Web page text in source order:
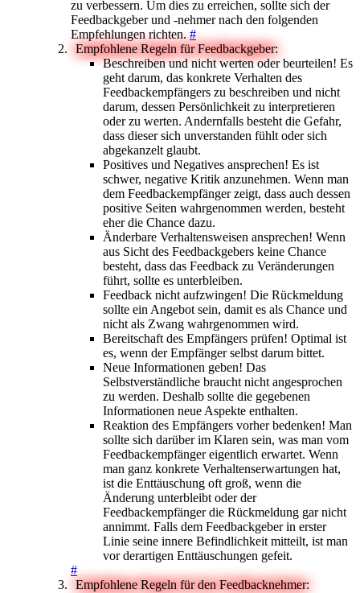
zu verbessern. Um dies zu erreichen, sollte sich der
Feedbackgeber und -nehmer nach den folgenden
Empfehlungen richten.#
Empfohlene Regeln für Feedbackgeber:
Beschreiben und nicht werten oder beurteilen! Es
geht darum, das konkrete Verhalten des
Feedbackempfängers zu beschreiben und nicht
darum, dessen Persönlichkeit zu interpretieren
oder zu werten. Andernfalls besteht die Gefahr,
dass dieser sich unverstanden fühlt oder sich
abgekanzelt glaubt.
Positives und Negatives ansprechen! Es ist
schwer, negative Kritik anzunehmen. Wenn man
dem Feedbackempfänger zeigt, dass auch dessen
positive Seiten wahrgenommen werden, besteht
eher die Chance dazu.
Änderbare Verhaltensweisen ansprechen! Wenn
aus Sicht des Feedbackgebers keine Chance
besteht, dass das Feedback zu Veränderungen
führt, sollte es unterbleiben.
Feedback nicht aufzwingen! Die Rückmeldung
sollte ein Angebot sein, damit es als Chance und
nicht als Zwang wahrgenommen wird.
Bereitschaft des Empfängers prüfen! Optimal ist
es, wenn der Empfänger selbst darum bittet.
Neue Informationen geben! Das
Selbstverständliche braucht nicht angesprochen
zu werden. Deshalb sollte die gegebenen
Informationen neue Aspekte enthalten.
Reaktion des Empfängers vorher bedenken! Man
sollte sich darüber im Klaren sein, was man vom
Feedbackempfänger eigentlich erwartet. Wenn
man ganz konkrete Verhaltenserwartungen hat,
ist die Enttäuschung oft groß, wenn die
Änderung unterbleibt oder der
Feedbackempfänger die Rückmeldung gar nicht
annimmt. Falls dem Feedbackgeber in erster
Linie seine innere Befindlichkeit mitteilt, ist man
vor derartigen Enttäuschungen gefeit.
#
Empfohlene Regeln für den Feedbacknehmer: